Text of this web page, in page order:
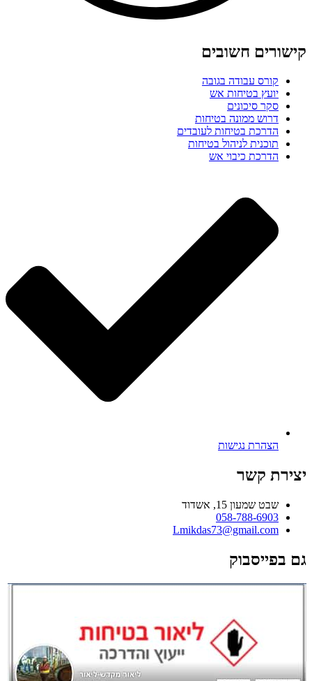
קישורים חשובים
קורס עבודה בגובה
יועץ בטיחות אש
סקר סיכונים
דרוש ממונה בטיחות
הדרכת בטיחות לעובדים
תוכנית לניהול בטיחות
הדרכת כיבוי אש
הצהרת נגישות
יצירת קשר
שבט שמעון 15, אשדוד
058-788-6903
Lmikdas73@gmail.com
גם בפייסבוק